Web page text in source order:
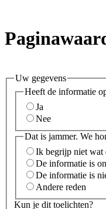
Uw gegevens
Heeft de informatie
Ja
Nee
Dat is jammer. We
Ik begrijp niet wat
De informatie is
De informatie is
Andere reden
Kun je dit toelichten?